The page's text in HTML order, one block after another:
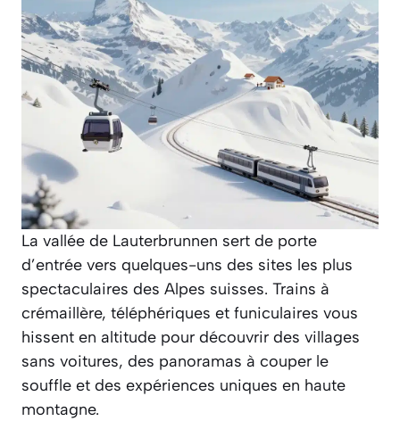
La vallée de Lauterbrunnen sert de porte
d’entrée vers quelques-uns des sites les plus
spectaculaires des Alpes suisses. Trains à
crémaillère, téléphériques et funiculaires vous
hissent en altitude pour découvrir des villages
sans voitures, des panoramas à couper le
souffle et des expériences uniques en haute
montagne.